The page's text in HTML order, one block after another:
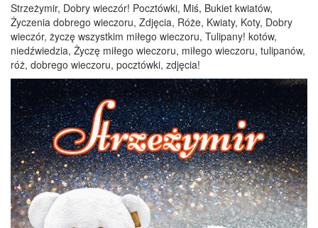
Strzeżymir, Dobry wieczór! Pocztówki, Miś, Bukiet kwiatów,
Życzenia dobrego wieczoru, Zdjęcia, Róże, Kwiaty, Koty, Dobry
wieczór, życzę wszystkim miłego wieczoru, Tulipany! kotów,
niedźwiedzia, Życzę miłego wieczoru, miłego wieczoru, tulipanów,
róż, dobrego wieczoru, pocztówki, zdjęcia!